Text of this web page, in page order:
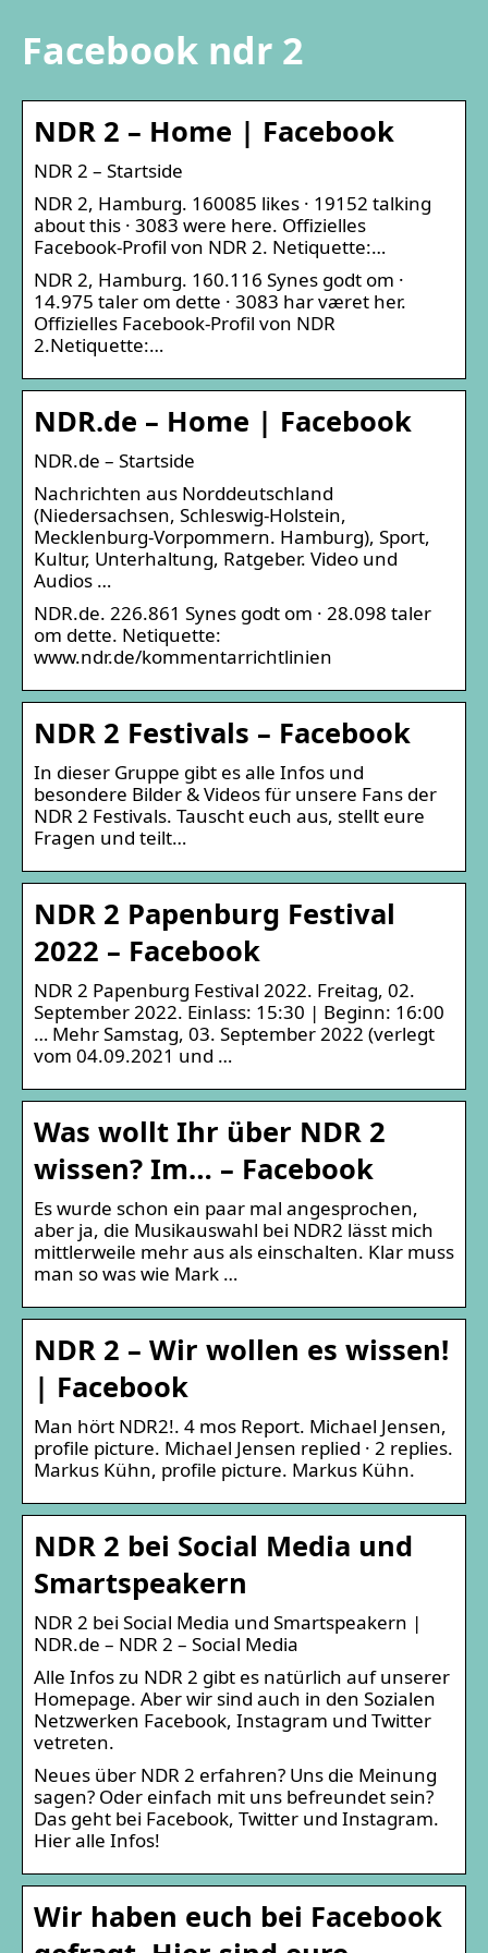
Facebook ndr 2
NDR 2 – Home | Facebook
NDR 2 – Startside
NDR 2, Hamburg. 160085 likes · 19152 talking
about this · 3083 were here. Offizielles
Facebook-Profil von NDR 2. Netiquette:…
NDR 2, Hamburg. 160.116 Synes godt om ·
14.975 taler om dette · 3083 har været her.
Offizielles Facebook-Profil von NDR
2.Netiquette:…
NDR.de – Home | Facebook
NDR.de – Startside
Nachrichten aus Norddeutschland
(Niedersachsen, Schleswig-Holstein,
Mecklenburg-Vorpommern. Hamburg), Sport,
Kultur, Unterhaltung, Ratgeber. Video und
Audios …
NDR.de. 226.861 Synes godt om · 28.098 taler
om dette. Netiquette:
www.ndr.de/kommentarrichtlinien
NDR 2 Festivals – Facebook
In dieser Gruppe gibt es alle Infos und
besondere Bilder & Videos für unsere Fans der
NDR 2 Festivals. Tauscht euch aus, stellt eure
Fragen und teilt…
NDR 2 Papenburg Festival
2022 – Facebook
NDR 2 Papenburg Festival 2022. Freitag, 02.
September 2022. Einlass: 15:30 | Beginn: 16:00
… Mehr Samstag, 03. September 2022 (verlegt
vom 04.09.2021 und …
Was wollt Ihr über NDR 2
wissen? Im… – Facebook
Es wurde schon ein paar mal angesprochen,
aber ja, die Musikauswahl bei NDR2 lässt mich
mittlerweile mehr aus als einschalten. Klar muss
man so was wie Mark …
NDR 2 – Wir wollen es wissen!
| Facebook
Man hört NDR2!. 4 mos Report. Michael Jensen,
profile picture. Michael Jensen replied · 2 replies.
Markus Kühn, profile picture. Markus Kühn.
NDR 2 bei Social Media und
Smartspeakern
NDR 2 bei Social Media und Smartspeakern |
NDR.de – NDR 2 – Social Media
Alle Infos zu NDR 2 gibt es natürlich auf unserer
Homepage. Aber wir sind auch in den Sozialen
Netzwerken Facebook, Instagram und Twitter
vetreten.
Neues über NDR 2 erfahren? Uns die Meinung
sagen? Oder einfach mit uns befreundet sein?
Das geht bei Facebook, Twitter und Instagram.
Hier alle Infos!
Wir haben euch bei Facebook